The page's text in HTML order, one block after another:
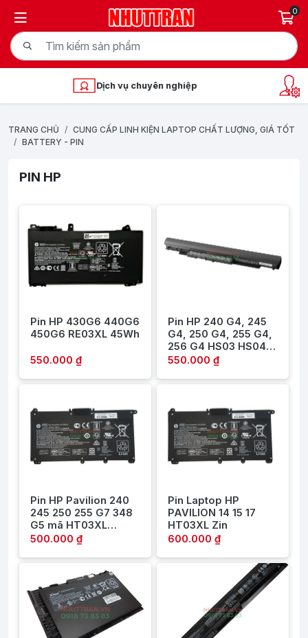
0
Dịch vụ chuyên nghiệp Kỹ
TRANG CHỦ
CUNG CẤP LINH KIỆN LAPTOP CHẤT LƯỢNG, GIÁ TỐT
BATTERY - PIN
PIN HP
Pin HP 430G6 440G6
450G6 RE03XL 45Wh
550.000 ₫
Pin HP 240 G4, 245
G4, 250 G4, 255 G4,
256 G4 HS03 HS04
Zin
550.000 ₫
Pin HP Pavilion 240
245 250 255 G7 348
G5 mã HT03XL
41.9Wh Zin
500.000 ₫
Pin Laptop HP
PAVILION 14 15 17
HT03XL Zin
600.000 ₫